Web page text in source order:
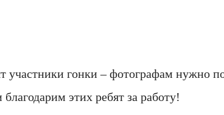
участники гонки – фотографам нужно
этих ребят за работу!